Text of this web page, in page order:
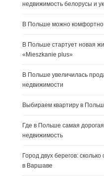
недвижимость белорусы и
В Польше можно
В Польше стартует новая
«Mieszkanie plus»
В Польше увеличилась
недвижимости
Выбираем квартиру в
Где в Польше самая
недвижимость
Город двух берегов:
в Варшаве